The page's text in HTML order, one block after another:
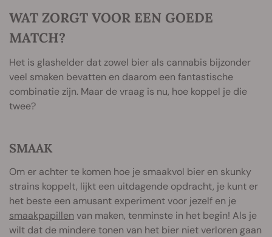
WAT ZORGT VOOR EEN GOEDE
MATCH?
Het is glashelder dat zowel bier als cannabis bijzonder
veel smaken bevatten en daarom een fantastische
combinatie zijn. Maar de vraag is nu, hoe koppel je die
twee?
SMAAK
Om er achter te komen hoe je smaakvol bier en skunky
strains koppelt, lijkt een uitdagende opdracht, je kunt er
het beste een amusant experiment voor jezelf en je
smaakpapillen van maken, tenminste in het begin! Als je
wilt dat de mindere tonen van het bier niet verloren gaan